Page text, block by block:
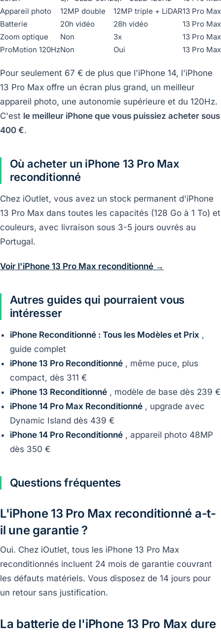
Appareil photo
12MP double 12MP triple + LiDAR13 Pro Max
Batterie
20h vidéo 28h vidéo
13 Pro Max
Zoom optique
Non 3x
13 Pro Max
ProMotion 120HzNon Oui 13 Pro Max
Pour seulement 67 € de plus que l'iPhone 14, l'iPhone
13 Pro Max offre un écran plus grand, un meilleur
appareil photo, une autonomie supérieure et du 120Hz.
C'est le meilleur iPhone que vous puissiez acheter sous
400 €.
Où acheter un iPhone 13 Pro Max
reconditionné
Chez iOutlet, vous avez un stock permanent d'iPhone
13 Pro Max dans toutes les capacités (128 Go à 1 To) et
couleurs, avec livraison sous 3-5 jours ouvrés au
Portugal.
Voir l'iPhone 13 Pro Max reconditionné →
Autres guides qui pourraient vous
intéresser
iPhone Reconditionné : Tous les Modèles et Prix ,
guide complet
iPhone 13 Pro Reconditionné , même puce, plus
compact, dès 311 €
iPhone 13 Reconditionné , modèle de base dès 239 €
iPhone 14 Pro Max Reconditionné , upgrade avec
Dynamic Island dès 439 €
iPhone 14 Pro Reconditionné , appareil photo 48MP
dès 350 €
Questions fréquentes
L'iPhone 13 Pro Max reconditionné a-t-
il une garantie ?
Oui. Chez iOutlet, tous les iPhone 13 Pro Max
reconditionnés incluent 24 mois de garantie couvrant
les défauts matériels. Vous disposez de 14 jours pour
un retour sans justification.
La batterie de l'iPhone 13 Pro Max dure